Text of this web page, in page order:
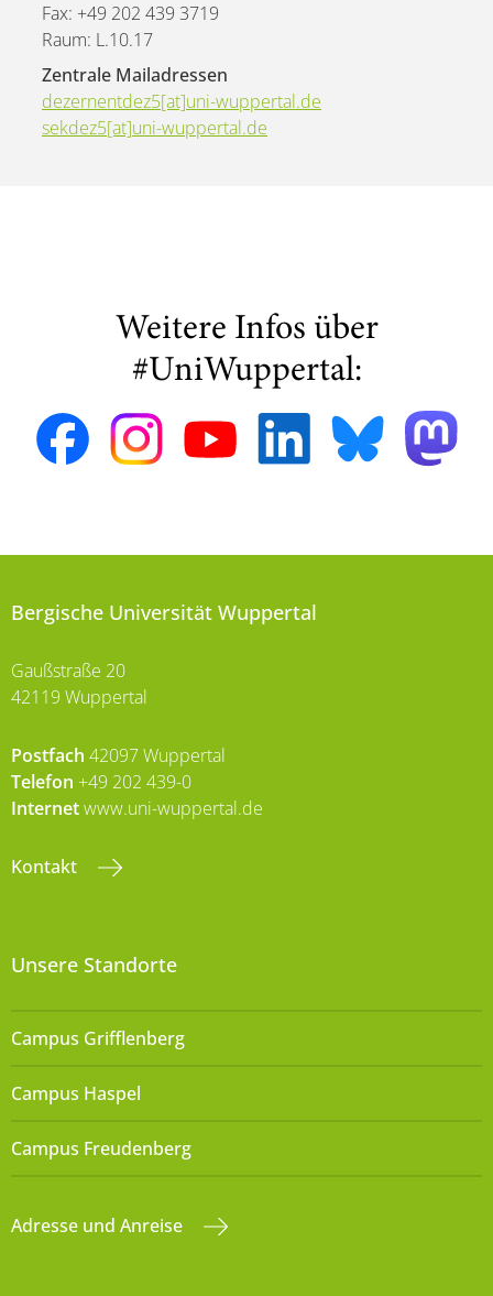
Fax: +49 202 439 3719
Raum: L.10.17
Zentrale Mailadressen
dezernentdez5[at]uni-wuppertal.de
sekdez5[at]uni-wuppertal.de
Weitere Infos über
#UniWuppertal:
Bergische Universität Wuppertal
Gaußstraße 20
42119 Wuppertal
Postfach 42097 Wuppertal
Telefon +49 202 439-0
Internetwww.uni-wuppertal.de
Kontakt
Unsere Standorte
Campus Grifflenberg
Campus Haspel
Campus Freudenberg
Adresse und Anreise